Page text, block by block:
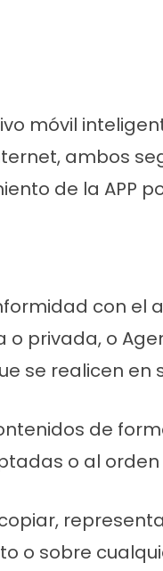
móvil
ambos
de la APP
con el
o privada, o
se realicen en
de
o al orden
o sobre